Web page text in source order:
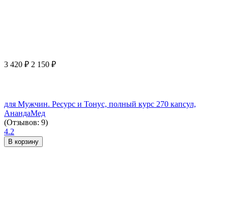
3 420 ₽ 2 150 ₽
для Мужчин. Ресурс и Тонус, полный курс 270 капсул,
АнандаМед
(Отзывов: 9)
4.2
В корзину